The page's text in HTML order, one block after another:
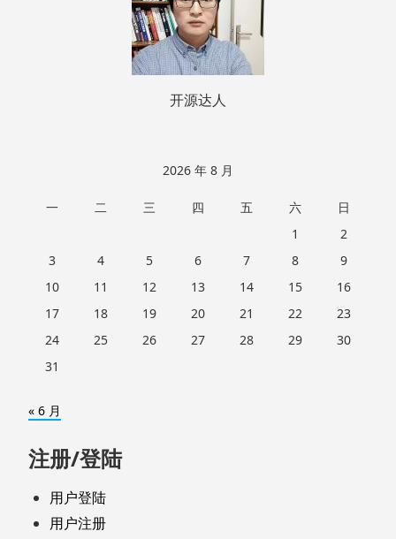
开源达人
2026 年 8 月
一 二 三 四 五 六
日
1
2
3
4 5 6 7 8
9
10
11 12 13 14 15
16
17
18 19 20 21 22
23
24
25 26 27 28 29
30
31
« 6 月
注册/登陆
用户登陆
用户注册